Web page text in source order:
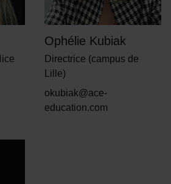
Ophélie Kubiak
Directrice (campus de
Lille)
okubiak@ace-
education.com